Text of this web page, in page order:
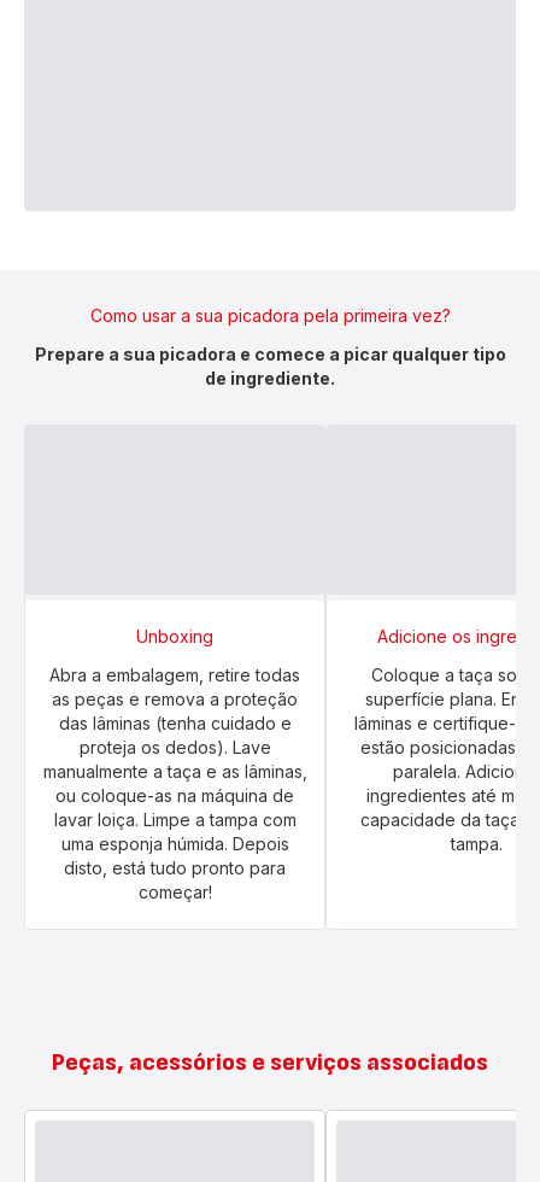
Como usar a sua picadora pela primeira vez?
Prepare a sua picadora e comece a picar qualquer tipo
de ingrediente.
Unboxing
Abra a embalagem, retire todas
as peças e remova a proteção
das lâminas (tenha cuidado e
proteja os dedos). Lave
manualmente a taça e as lâminas,
ou coloque-as na máquina de
lavar loiça. Limpe a tampa com
uma esponja húmida. Depois
disto, está tudo pronto para
começar!
Adicione os
Coloque a taça
superfície plana.
lâminas e certifique-
estão posicionadas
paralela. Adicione
ingredientes até
capacidade da taça.
tampa.
Peças, acessórios e serviços associados